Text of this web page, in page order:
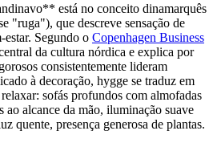
está no conceito dinamarquês
"ruga"), que descreve sensação de
Segundo o Copenhagen Business
da cultura nórdica e explica por
consistentemente lideram
à decoração, hygge se traduz em
sofás profundos com almofadas
ao alcance da mão, iluminação suave
quente, presença generosa de plantas.